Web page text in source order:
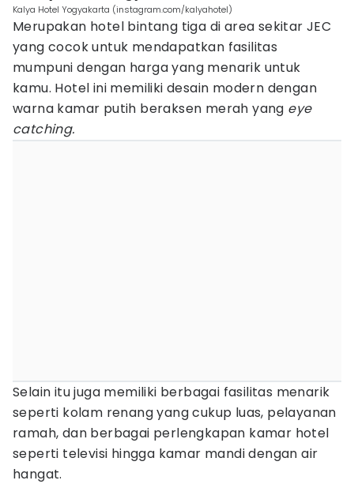
Kalya Hotel Yogyakarta (instagram.com/kalyahotel)
Merupakan hotel bintang tiga di area sekitar JEC
yang cocok untuk mendapatkan fasilitas
mumpuni dengan harga yang menarik untuk
kamu. Hotel ini memiliki desain modern dengan
warna kamar putih beraksen merah yang eye
catching.
Selain itu juga memiliki berbagai fasilitas menarik
seperti kolam renang yang cukup luas, pelayanan
ramah, dan berbagai perlengkapan kamar hotel
seperti televisi hingga kamar mandi dengan air
hangat.